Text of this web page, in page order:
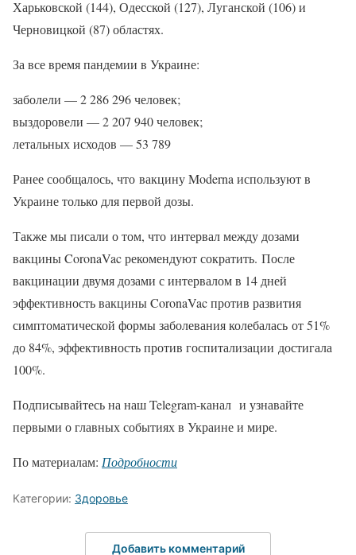
Харьковской (144), Одесской (127), Луганской (106) и
Черновицкой (87) областях.
За все время пандемии в Украине:
заболели — 2 286 296 человек;
выздоровели — 2 207 940 человек;
летальных исходов — 53 789
Ранее сообщалось, что вакцину Moderna используют в
Украине только для первой дозы.
Также мы писали о том, что интервал между дозами
вакцины CoronaVac рекомендуют сократить. После
вакцинации двумя дозами с интервалом в 14 дней
эффективность вакцины CoronaVac против развития
симптоматической формы заболевания колебалась от 51%
до 84%, эффективность против госпитализации достигала
100%.
Подписывайтесь на наш Telegram-канал и узнавайте
первыми о главных событиях в Украине и мире.
По материалам: Подробности
Категории: Здоровье
Добавить комментарий